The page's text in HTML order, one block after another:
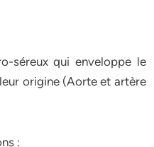
séreux qui enveloppe le
origine (Aorte et artère
: